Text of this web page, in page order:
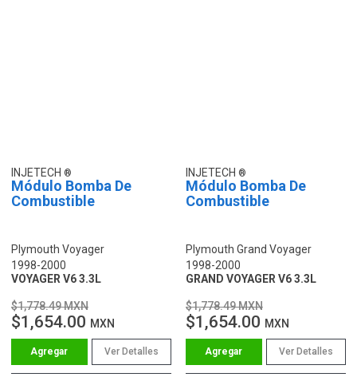
INJETECH
Módulo Bomba De
Combustible
Plymouth Voyager
1998-2000
VOYAGER V6 3.3L
$1,778.49 MXN
$1,654.00 MXN
Ver Detalles
INJETECH
Módulo Bomba De
Combustible
Plymouth Grand Voyager
1998-2000
GRAND VOYAGER V6 3.3L
$1,778.49 MXN
$1,654.00 MXN
Ver Detalles